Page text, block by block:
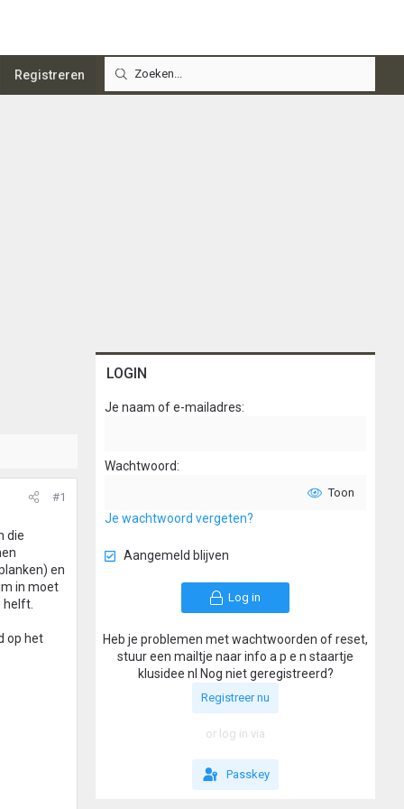
Registreren
#1
die
en
in moet
helft.
op het
LOGIN
Je naam of e-mailadres
Wachtwoord
Toon
Je wachtwoord vergeten?
Aangemeld blijven
Log in
Heb je problemen met wachtwoorden of reset,
stuur een mailtje naar info a p e n staartje
klusidee nl Nog niet geregistreerd?
Registreer nu
or log in via
Passkey